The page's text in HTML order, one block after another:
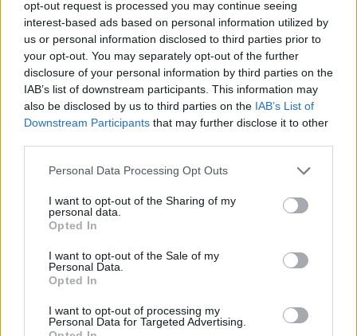
opt-out request is processed you may continue seeing
interest-based ads based on personal information utilized by
us or personal information disclosed to third parties prior to
your opt-out. You may separately opt-out of the further
disclosure of your personal information by third parties on the
IAB’s list of downstream participants. This information may
also be disclosed by us to third parties on the IAB’s List of
Downstream Participants that may further disclose it to other
Please note that this website/app uses one or more Google
not limited to your visit or usage behaviour. You may click to
grant or deny consent to Google and its third-party tags to
use your data for below specified purposes in below Google
consent section.
Personal Data Processing Opt Outs
I want to opt-out of the Sharing of my
personal data.
Opted In
I want to opt-out of the Sale of my
Personal Data.
Opted In
I want to opt-out of processing my
Personal Data for Targeted Advertising.
φέρεται να χειρίστηκε την υπόθεση η διοίκηση. Αντί να
υπάρξει αυτόνομη διερεύνηση, η αρμόδια υπηρεσία του
Υπουργείου Παιδείας φέρεται να διαβίβασε στο ίδιο το
ιδιωτικό σχολείο έγγραφο του Συνηγόρου του Πολίτη
που είχε χαρακτηριστεί εμπιστευτικό. Στη συνέχεια, η
υπηρεσία φέρεται να περιορίστηκε στη διαβίβαση της
Συνήγορο του Πολίτη.